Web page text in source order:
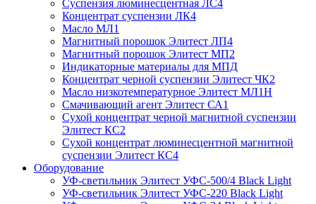
Суспензия люминесцентная ЛС4
Концентрат суспензии ЛК4
Масло МЛ1
Магнитный порошок Элитест ЛП4
Магнитный порошок Элитест МП2
Индикаторные материалы для МПД
Концентрат черной суспензии Элитест ЧК2
Масло низкотемпературное Элитест МЛ1Н
Смачивающий агент Элитест СА1
Сухой концентрат черной магнитной суспензии
Элитест КС2
Сухой концентрат люминесцентной магнитной
суспензии Элитест КС4
Оборудование
УФ-светильник Элитест УФС-500/4 Black Light
УФ-светильник Элитест УФС-220 Black Light